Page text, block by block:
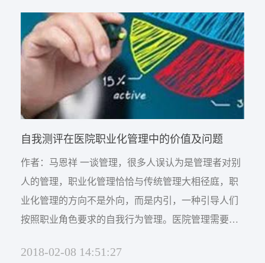
疗和自费医疗； 6、按就诊方式又可...
自我测评在医院职业化管理中的价值及问题
作者：马恩祥 一谈管理，很多人误认为是管理者对别
人的管理，职业化管理恰恰与传统管理大相径庭，职
业化管理的方向不是外向，而是内引，一种引导人们
按照职业角色要求的自我行为管理。医院管理需要不
评？测评结果如何正确应用？这是医院管理师第六期
2018-02-08 14:51:27